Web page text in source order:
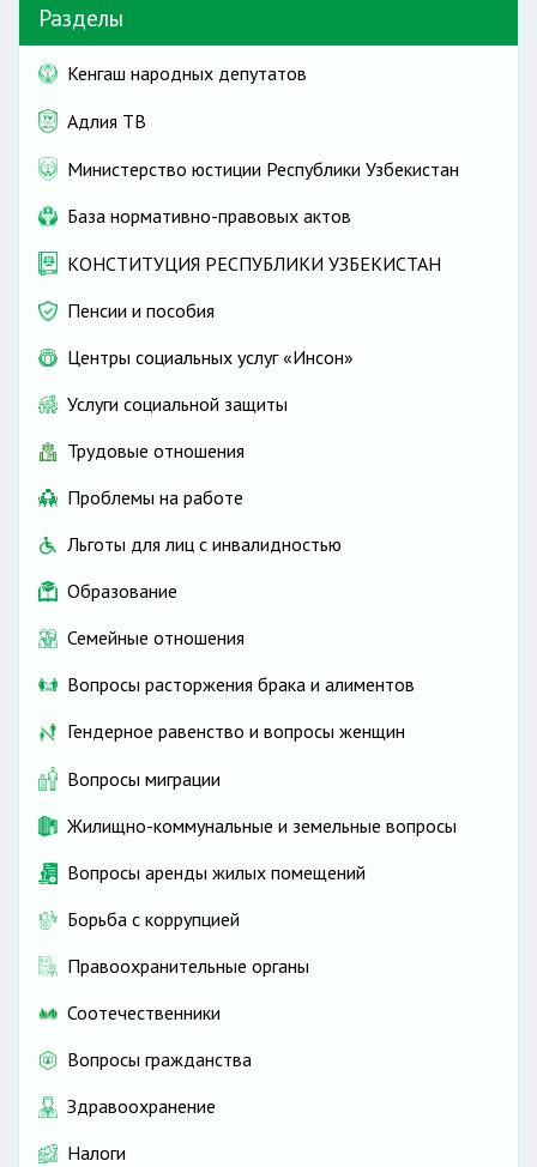
Разделы
Кенгаш народных депутатов
Адлия ТВ
Министерство юстиции Республики Узбекистан
База нормативно-правовых актов
КОНСТИТУЦИЯ РЕСПУБЛИКИ УЗБЕКИСТАН
Пенсии и пособия
Центры социальных услуг «Инсон»
Услуги социальной защиты
Трудовые отношения
Проблемы на работе
Льготы для лиц с инвалидностью
Образование
Семейные отношения
Вопросы расторжения брака и алиментов
Гендерное равенство и вопросы женщин
Вопросы миграции
Жилищно-коммунальные и земельные вопросы
Вопросы аренды жилых помещений
Борьба с коррупцией
Правоохранительные органы
Соотечественники
Вопросы гражданства
Здравоохранение
Налоги